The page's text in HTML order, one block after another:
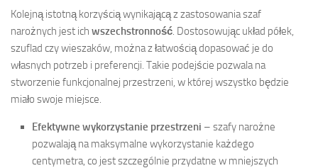
Kolejną istotną korzyścią wynikającą z zastosowania szaf
narożnych jest ich wszechstronność. Dostosowując układ półek,
szuflad czy wieszaków, można z łatwością dopasować je do
własnych potrzeb i preferencji. Takie podejście pozwala na
stworzenie funkcjonalnej przestrzeni, w której wszystko będzie
miało swoje miejsce.
Efektywne wykorzystanie przestrzeni – szafy narożne
pozwalają na maksymalne wykorzystanie każdego
centymetra, co jest szczególnie przydatne w mniejszych